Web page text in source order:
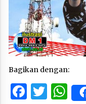
Bagikan dengan: